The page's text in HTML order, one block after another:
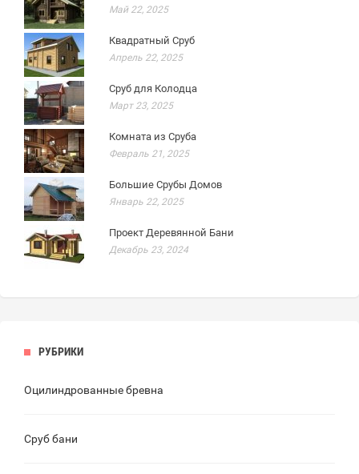
Май 22, 2025
Квадратный Сруб
Апрель 22, 2025
Сруб для Колодца
Март 23, 2025
Комната из Сруба
Февраль 21, 2025
Большие Срубы Домов
Январь 22, 2025
Проект Деревянной Бани
Декабрь 23, 2024
РУБРИКИ
Оцилиндрованные бревна
Сруб бани